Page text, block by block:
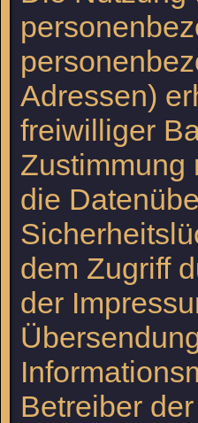
Adressen)
freiwilliger
Zustimmung
die
dem Zugriff
der
Betreiber